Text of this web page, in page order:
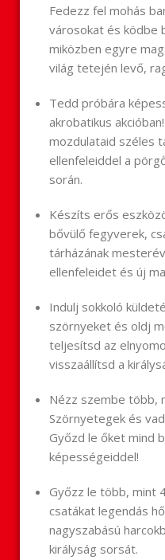
Fedezz fel mohás
városokat és ködbe
miközben egyre
világ tetején levő,
Tedd próbára
akrobatikus
mozdulataid széles
ellenfeleiddel a
során.
Készíts erős
bővülő fegyverek,
tárházának
ellenfeleidet és új
Indulj sokkoló
szörnyeket és oldj
teljesítsd az
visszaállítsd a
Nézz szembe több,
Szörnyetegek és
Győzd le őket mind
képességeiddel!
Győzz le több, mint
csatákat legendás
nagyszabású
királyság sorsát.